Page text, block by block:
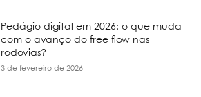
Pedágio digital em 2026: o que muda
com o avanço do free flow nas
rodovias?
3 de fevereiro de 2026